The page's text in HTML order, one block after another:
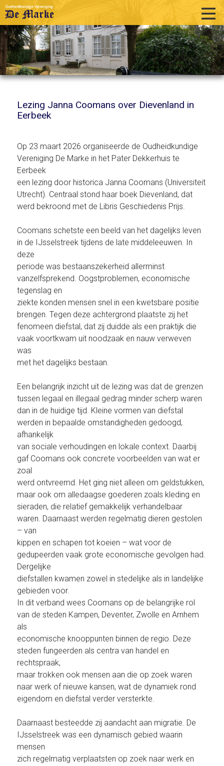
home
historie
activiteiten
Lezing Janna Coomans over Dievenland in
Eerbeek
Op 23 maart 2026 organiseerde de Oudheidkundige
Vereniging De Marke in het Pater Dekkerhuis te
Eerbeek
een lezing door historica Janna Coomans (Universiteit
Utrecht). Centraal stond haar boek Dievenland, dat
werd bekroond met de Libris Geschiedenis Prijs.
Coomans schetste een beeld van het dagelijks leven
in de IJsselstreek tijdens de late middeleeuwen. In
deze
periode was bestaanszekerheid allerminst
vanzelfsprekend. Oogstproblemen, economische
tegenslag en
ziekte konden mensen snel in een kwetsbare positie
brengen. Tegen deze achtergrond plaatste zij het
fenomeen diefstal, dat zij duidde als een praktijk die
vaak voortkwam uit noodzaak en nauw verweven
was
met het dagelijks bestaan.
Een belangrijk inzicht uit de lezing was dat de grenzen
tussen legaal en illegaal gedrag minder scherp waren
dan in de huidige tijd. Kleine vormen van diefstal
werden in bepaalde omstandigheden gedoogd,
afhankelijk
van sociale verhoudingen en lokale context. Daarbij
gaf Coomans ook concrete voorbeelden van wat er
zoal
werd ontvreemd. Het ging niet alleen om geldstukken,
maar ook om alledaagse goederen zoals kleding en
sieraden, die relatief gemakkelijk verhandelbaar
waren. Daarnaast werden regelmatig dieren gestolen
– van
kippen en schapen tot koeien – wat voor de
gedupeerden vaak grote economische gevolgen had.
Dergelijke
diefstallen kwamen zowel in stedelijke als in landelijke
gebieden voor.
In dit verband wees Coomans op de belangrijke rol
van de steden Kampen, Deventer, Zwolle en Arnhem
als
economische knooppunten binnen de regio. Deze
steden fungeerden als centra van handel en
rechtspraak,
maar trokken ook mensen aan die op zoek waren
naar werk of nieuwe kansen, wat de dynamiek rond
eigendom en diefstal verder versterkte.
Daarnaast besteedde zij aandacht aan migratie. De
IJsselstreek was een dynamisch gebied waarin
mensen
zich regelmatig verplaatsten op zoek naar werk en